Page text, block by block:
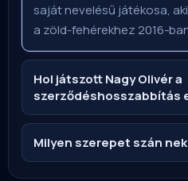
saját nevelésű játékosa,
a zöld-fehérekhez 2016-
Hol játszott Nagy Olivér a
szerződéshosszabbítás
Milyen szerepet szán